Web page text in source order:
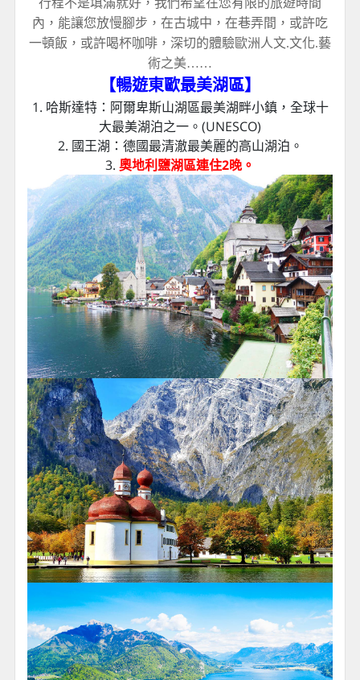
行程不是填滿就好，我們希望在您有限的旅遊時間
內，能讓您放慢腳步，在古城中，在巷弄間，或許吃
一頓飯，或許喝杯咖啡，深切的體驗歐洲人文.文化.藝
術之美……
【暢遊東歐最美湖區】
1. 哈斯達特：阿爾卑斯山湖區最美湖畔小鎮，全球十
大最美湖泊之一。(UNESCO)
2. 國王湖：德國最清澈最美麗的高山湖泊。
3. 奧地利鹽湖區連住2晚。